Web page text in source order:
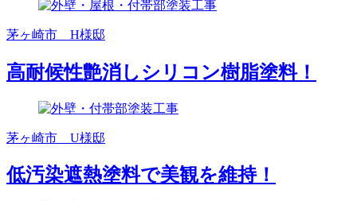
茅ヶ崎市 H様邸
高耐候性艶消しシリコン樹脂塗料！
茅ヶ崎市 U様邸
低汚染遮熱塗料で美観を維持！